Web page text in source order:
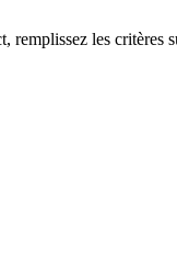
remplissez les critères